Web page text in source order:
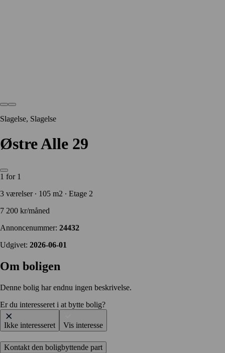
Slagelse, Slagelse
Østre Alle 29
1 for 1
3 værelser ∙ 105 m2 ∙ Etage 2
7 200 kr/måned
Annoncenummer: 24432
Udgivet: 2026-06-01
Om boligen
Denne bolig har endnu ingen beskrivelse.
Er du interesseret i at bytte bolig?
Ikke interesseret Vis interesse
Kontakt den boligbyttende part